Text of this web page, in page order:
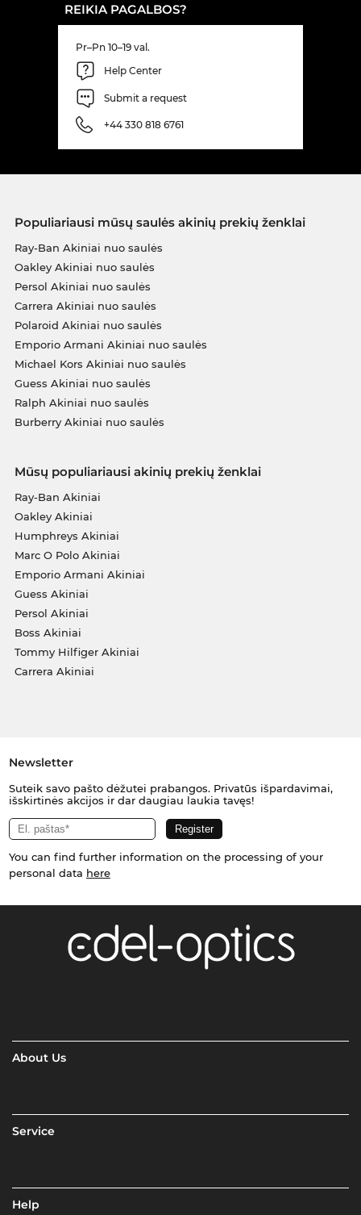
REIKIA PAGALBOS?
Pr–Pn 10–19 val.
Help Center
Submit a request
+44 330 818 6761
Populiariausi mūsų saulės akinių prekių ženklai
Ray-Ban Akiniai nuo saulės
Oakley Akiniai nuo saulės
Persol Akiniai nuo saulės
Carrera Akiniai nuo saulės
Polaroid Akiniai nuo saulės
Emporio Armani Akiniai nuo saulės
Michael Kors Akiniai nuo saulės
Guess Akiniai nuo saulės
Ralph Akiniai nuo saulės
Burberry Akiniai nuo saulės
Mūsų populiariausi akinių prekių ženklai
Ray-Ban Akiniai
Oakley Akiniai
Humphreys Akiniai
Marc O Polo Akiniai
Emporio Armani Akiniai
Guess Akiniai
Persol Akiniai
Boss Akiniai
Tommy Hilfiger Akiniai
Carrera Akiniai
Newsletter
Suteik savo pašto dėžutei prabangos. Privatūs išpardavimai,
išskirtinės akcijos ir dar daugiau laukia tavęs!
You can find further information on the processing of your
personal data here
About Us
Service
Help